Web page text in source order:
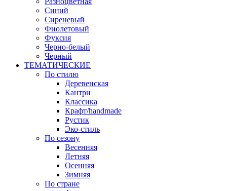
Синий
Сиреневый
Фиолетовый
Фуксия
Черно-белый
Черный
ТЕМАТИЧЕСКИЕ
По стилю
Деревенская
Кантри
Классика
Крафт/handmade
Рустик
Эко-стиль
По сезону
Весенняя
Летняя
Осенняя
Зимняя
По стране